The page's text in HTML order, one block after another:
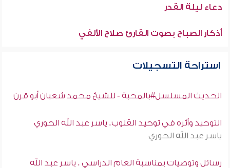
دعاء ليلة القدر
أذكار الصباح بصوت القارئ صلاح الألفي
استراحة التسجيلات
الحديث المسلسل#بالمحبة - للشيخ محمد شعبان أبو قرن
التوحيد وأثره في توحيد القلوب. ياسر عبد الله الحوري
ياسر عبد الله الحوري
رسائل وتوصيات بمناسبة العام الدراسي . ياسر عبد الله